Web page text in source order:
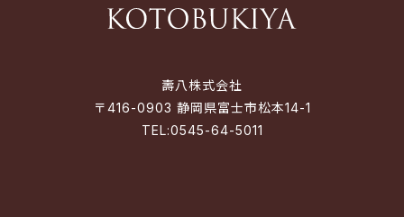
壽八株式会社
〒416-0903 静岡県富士市松本14-1
TEL:0545-64-5011